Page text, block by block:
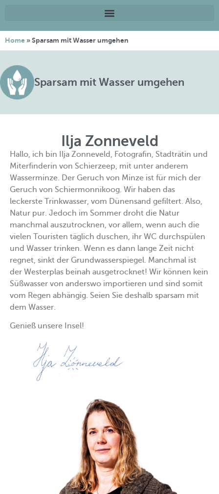
Home » Sparsam mit Wasser umgehen
Sparsam mit Wasser umgehen
Ilja Zonneveld
Hallo, ich bin Ilja Zonneveld, Fotografin, Stadträtin und
Miterfinderin von Schierzeep, mit unter anderem
Wasserminze. Der Geruch von Minze ist für mich der
Geruch von Schiermonnikoog. Wir haben das
leckerste Trinkwasser, vom Dünensand gefiltert. Also,
Natur pur. Jedoch im Sommer droht die Natur
manchmal auszutrocknen, vor allem, wenn auch die
vielen Touristen täglich duschen, ihr WC durchspülen
und Wasser trinken. Wenn es dann lange Zeit nicht
regnet, sinkt der Grundwasserspiegel. Manchmal ist
der Westerplas beinah ausgetrocknet! Wir können kein
Süßwasser von anderswo importieren und sind somit
vom Regen abhängig. Seien Sie deshalb sparsam mit
dem Wasser.
Genieß unsere Insel!